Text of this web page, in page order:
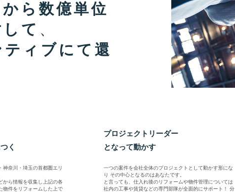
ら数億単位
て 、
ィブにて還
く
神奈川・埼玉の首都圏エリ
から情報を収集し上記の各
物件をリフォームした上で
プロジェクトリーダー
となって動かす
一つの案件を会社全体のプロジェクトとして動かす形にな
り その中心となるのはあなたです。
と言っても、仕入れ後のリフォームや物件管理については
社内の工事や賃貸などの専門部隊が全面的にサポート！ 分